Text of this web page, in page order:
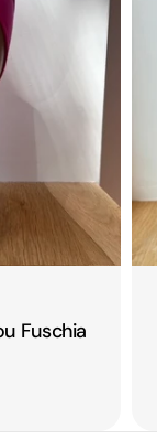
Fuschia